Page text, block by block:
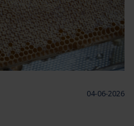
04-06-2026